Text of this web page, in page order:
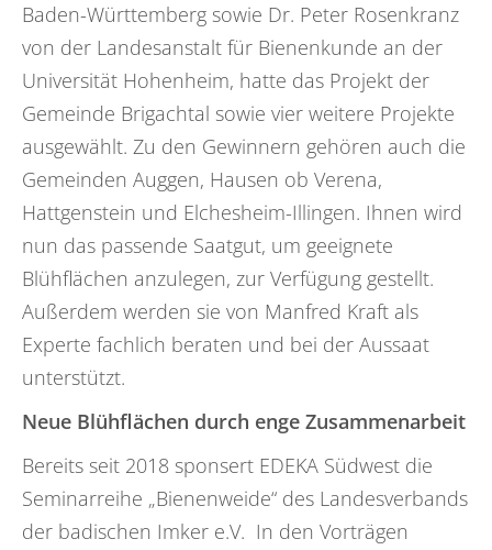
Baden-Württemberg sowie Dr. Peter Rosenkranz
von der Landesanstalt für Bienenkunde an der
Universität Hohenheim, hatte das Projekt der
Gemeinde Brigachtal sowie vier weitere Projekte
ausgewählt. Zu den Gewinnern gehören auch die
Gemeinden Auggen, Hausen ob Verena,
Hattgenstein und Elchesheim-Illingen. Ihnen wird
nun das passende Saatgut, um geeignete
Blühflächen anzulegen, zur Verfügung gestellt.
Außerdem werden sie von Manfred Kraft als
Experte fachlich beraten und bei der Aussaat
unterstützt.
Neue Blühflächen durch enge Zusammenarbeit
Bereits seit 2018 sponsert EDEKA Südwest die
Seminarreihe „Bienenweide“ des Landesverbands
der badischen Imker e.V. In den Vorträgen